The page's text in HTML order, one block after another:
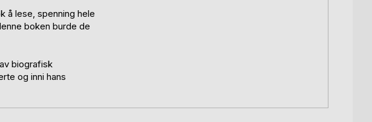
å lese, spenning hele
boken burde de
biografisk
og inni hans